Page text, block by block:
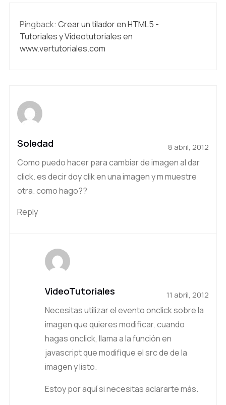
Pingback: Crear un tilador en HTML5 -
Tutoriales y Videotutoriales en
www.vertutoriales.com
Soledad 8 abril, 2012
Como puedo hacer para cambiar de imagen al dar
click. es decir doy clik en una imagen y m muestre
otra. como hago??
Reply
VideoTutoriales 11 abril, 2012
Necesitas utilizar el evento onclick sobre la
imagen que quieres modificar, cuando
hagas onclick, llama a la función en
javascript que modifique el src de de la
imagen y listo.
Estoy por aquí si necesitas aclararte más.